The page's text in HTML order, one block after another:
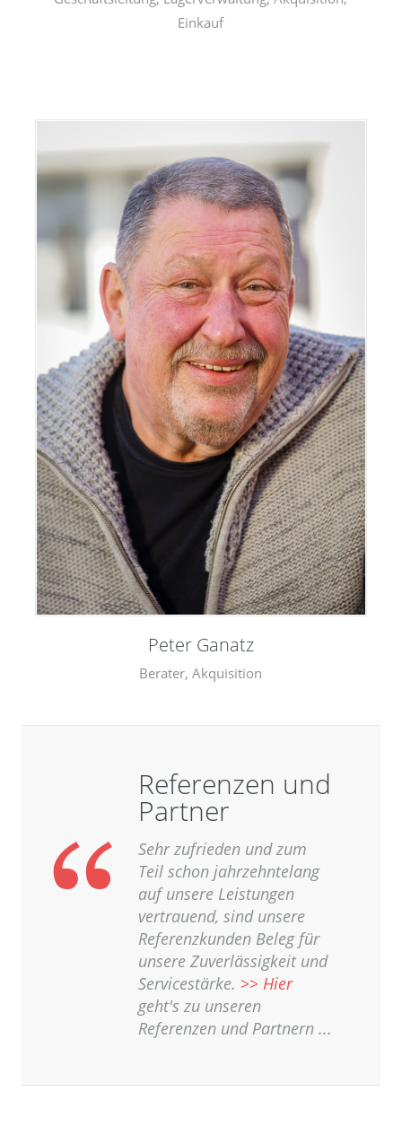
Einkauf
Peter Ganatz
Berater, Akquisition
Referenzen und
Partner
Sehr zufrieden und zum
Teil schon jahrzehntelang
auf unsere Leistungen
vertrauend, sind unsere
Referenzkunden Beleg für
unsere Zuverlässigkeit und
Servicestärke. >> Hier
geht's zu unseren
Referenzen und Partnern ...